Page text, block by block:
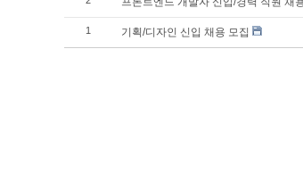
1 기획/디자인 신입 채용 모집